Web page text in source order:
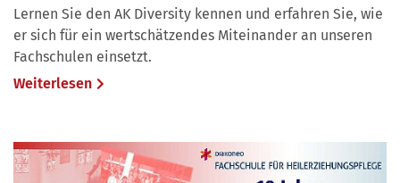
Lernen Sie den AK Diversity kennen und erfahren Sie, wie
er sich für ein wertschätzendes Miteinander an unseren
Fachschulen einsetzt.
Weiterlesen